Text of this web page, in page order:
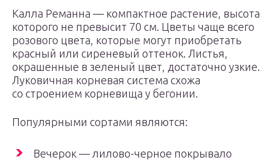
Калла Реманна — компактное растение, высота
которого не превысит 70 см. Цветы чаще всего
розового цвета, которые могут приобретать
красный или сиреневый оттенок. Листья,
окрашенные в зеленый цвет, достаточно узкие.
Луковичная корневая система схожа
со строением корневища у бегонии.
Популярными сортами являются:
Вечерок — лилово-черное покрывало